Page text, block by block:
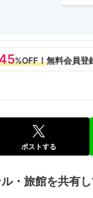
ポストする
・旅館を共有